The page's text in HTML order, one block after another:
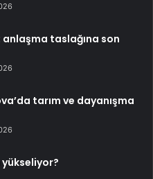
anlaşma taslağına son
tarım ve dayanışma